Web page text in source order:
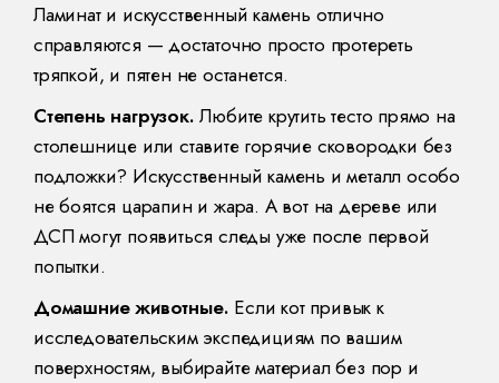
Ламинат и искусственный камень отлично
справляются — достаточно просто протереть
тряпкой, и пятен не останется.
Степень нагрузок. Любите крутить тесто прямо на
столешнице или ставите горячие сковородки без
подложки? Искусственный камень и металл особо
не боятся царапин и жара. А вот на дереве или
ДСП могут появиться следы уже после первой
попытки.
Домашние животные. Если кот привык к
исследовательским экспедициям по вашим
поверхностям, выбирайте материал без пор и